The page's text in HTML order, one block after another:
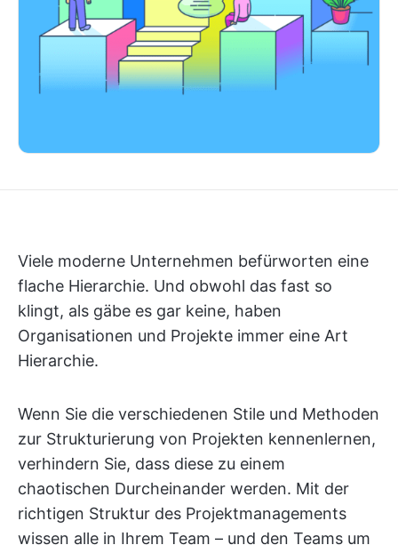
Viele moderne Unternehmen befürworten eine
flache Hierarchie. Und obwohl das fast so
klingt, als gäbe es gar keine, haben
Organisationen und Projekte immer eine Art
Hierarchie.
Wenn Sie die verschiedenen Stile und Methoden
zur Strukturierung von Projekten kennenlernen,
verhindern Sie, dass diese zu einem
chaotischen Durcheinander werden. Mit der
richtigen Struktur des Projektmanagements
wissen alle in Ihrem Team – und den Teams um